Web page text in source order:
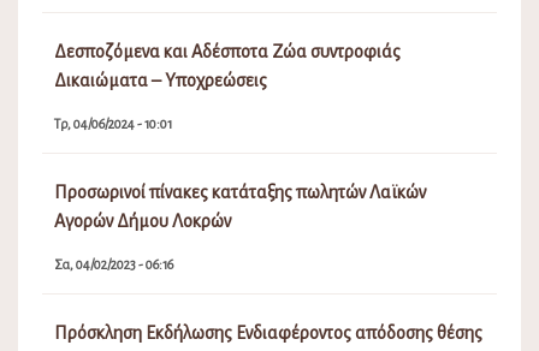
Δεσποζόμενα και Αδέσποτα Ζώα συντροφιάς
Δικαιώματα – Υποχρεώσεις
Τρ, 04/06/2024 - 10:01
Προσωρινοί πίνακες κατάταξης πωλητών Λαϊκών
Αγορών Δήμου Λοκρών
Σα, 04/02/2023 - 06:16
Πρόσκληση Εκδήλωσης Ενδιαφέροντος απόδοσης θέσης